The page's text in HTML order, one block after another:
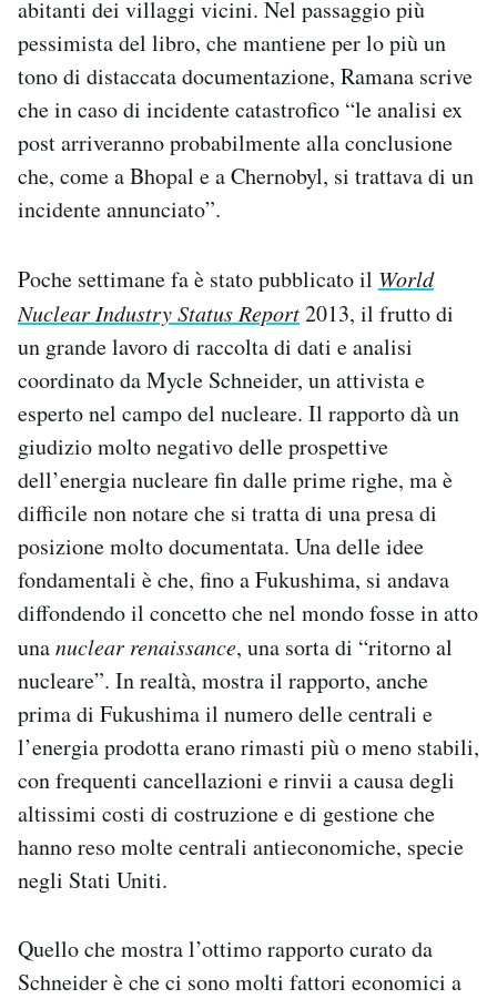
abitanti dei villaggi vicini. Nel passaggio più
pessimista del libro, che mantiene per lo più un
tono di distaccata documentazione, Ramana scrive
che in caso di incidente catastrofico “le analisi ex
post arriveranno probabilmente alla conclusione
che, come a Bhopal e a Chernobyl, si trattava di un
incidente annunciato”.
Poche settimane fa è stato pubblicato il World
Nuclear Industry Status Report2013, il frutto di
un grande lavoro di raccolta di dati e analisi
coordinato da Mycle Schneider, un attivista e
esperto nel campo del nucleare. Il rapporto dà un
giudizio molto negativo delle prospettive
dell’energia nucleare fin dalle prime righe, ma è
difficile non notare che si tratta di una presa di
posizione molto documentata. Una delle idee
fondamentali è che, fino a Fukushima, si andava
diffondendo il concetto che nel mondo fosse in atto
unanuclear renaissance, una sorta di “ritorno al
nucleare”. In realtà, mostra il rapporto, anche
prima di Fukushima il numero delle centrali e
l’energia prodotta erano rimasti più o meno stabili,
con frequenti cancellazioni e rinvii a causa degli
altissimi costi di costruzione e di gestione che
hanno reso molte centrali antieconomiche, specie
negli Stati Uniti.
Quello che mostra l’ottimo rapporto curato da
Schneider è che ci sono molti fattori economici a